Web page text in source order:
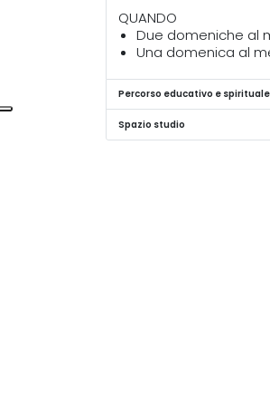
QUANDO
Due domeniche al
Una domenica al
Percorso educativo e spirituale
Spazio studio